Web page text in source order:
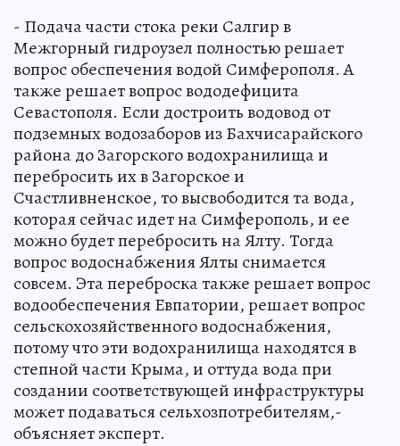
- Подача части стока реки Салгир в
Межгорный гидроузел полностью решает
вопрос обеспечения водой Симферополя. А
также решает вопрос вододефицита
Севастополя. Если достроить водовод от
подземных водозаборов из Бахчисарайского
района до Загорского водохранилища и
перебросить их в Загорское и
Счастливненское, то высвободится та вода,
которая сейчас идет на Симферополь, и ее
можно будет перебросить на Ялту. Тогда
вопрос водоснабжения Ялты снимается
совсем. Эта переброска также решает вопрос
водообеспечения Евпатории, решает вопрос
сельскохозяйственного водоснабжения,
потому что эти водохранилища находятся в
степной части Крыма, и оттуда вода при
создании соответствующей инфраструктуры
может подаваться сельхозпотребителям,-
объясняет эксперт.